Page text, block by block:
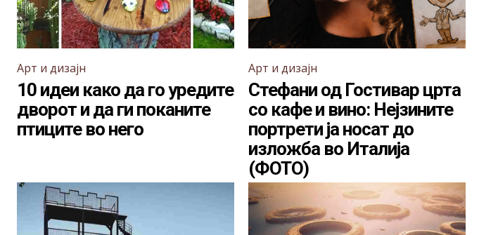
Арт и дизајн
10 идеи како да го уредите
дворот и да ги поканите
птиците во него
Арт и дизајн
Стефани од Гостивар црта
со кафе и вино: Нејзините
портрети ја носат до
изложба во Италија
(ФОТО)